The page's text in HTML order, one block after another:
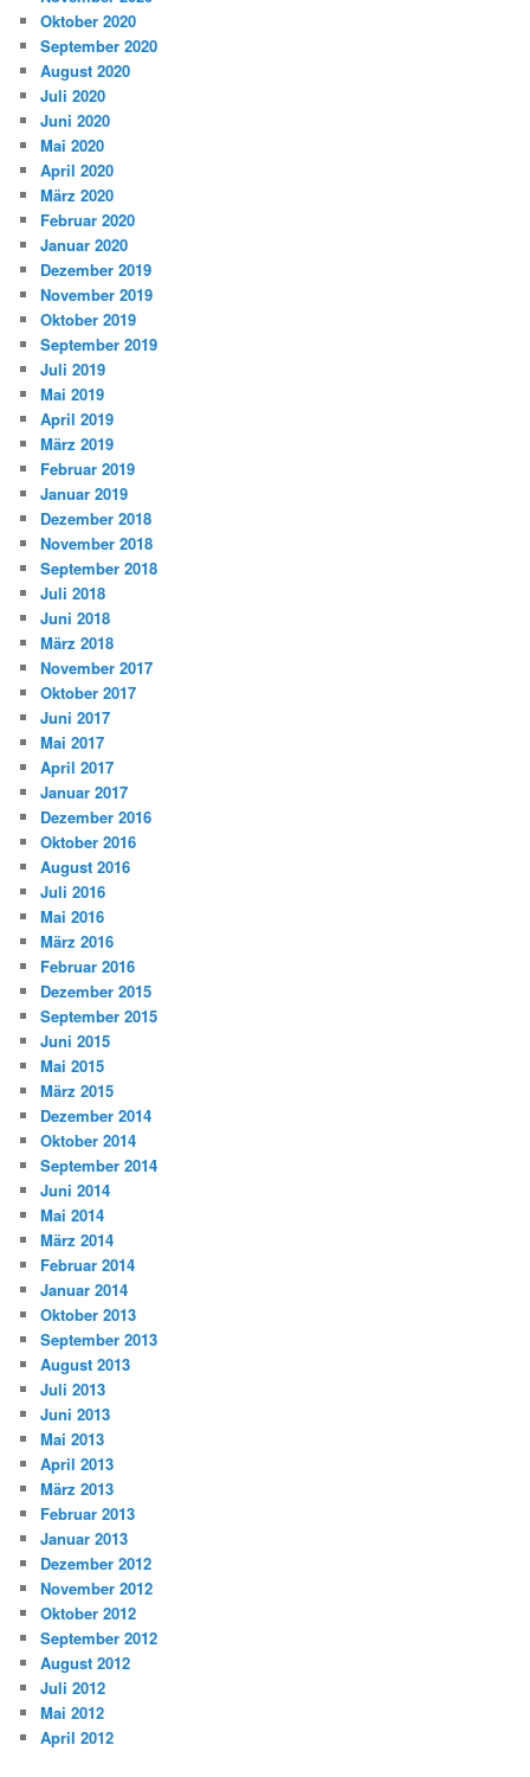
Oktober 2020
September 2020
August 2020
Juli 2020
Juni 2020
Mai 2020
April 2020
März 2020
Februar 2020
Januar 2020
Dezember 2019
November 2019
Oktober 2019
September 2019
Juli 2019
Mai 2019
April 2019
März 2019
Februar 2019
Januar 2019
Dezember 2018
November 2018
September 2018
Juli 2018
Juni 2018
März 2018
November 2017
Oktober 2017
Juni 2017
Mai 2017
April 2017
Januar 2017
Dezember 2016
Oktober 2016
August 2016
Juli 2016
Mai 2016
März 2016
Februar 2016
Dezember 2015
September 2015
Juni 2015
Mai 2015
März 2015
Dezember 2014
Oktober 2014
September 2014
Juni 2014
Mai 2014
März 2014
Februar 2014
Januar 2014
Oktober 2013
September 2013
August 2013
Juli 2013
Juni 2013
Mai 2013
April 2013
März 2013
Februar 2013
Januar 2013
Dezember 2012
November 2012
Oktober 2012
September 2012
August 2012
Juli 2012
Mai 2012
April 2012